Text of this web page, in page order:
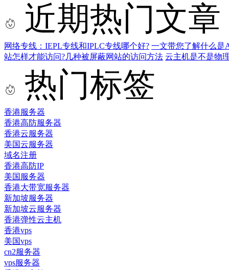
近期热门文章
网络专线：IEPL专线和IPLC专线哪个好? 一文带您了解什么是
站怎样才能访问?几种被屏蔽网站的访问方法 云主机是不是物
热门标签
香港服务器
香港高防服务器
香港云服务器
美国云服务器
域名注册
香港高防IP
美国服务器
香港大带宽服务器
新加坡服务器
新加坡云服务器
香港弹性云主机
香港vps
美国vps
cn2服务器
vps服务器